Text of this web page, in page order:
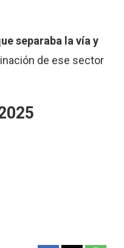
separaba la vía y
de ese sector